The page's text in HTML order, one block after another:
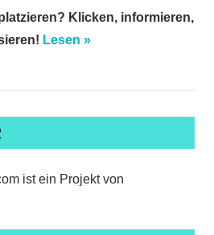
Klicken, informieren,
Lesen »
ist ein Projekt von